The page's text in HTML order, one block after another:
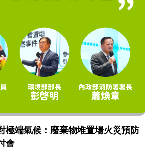
極端氣候：廢棄物堆置場火災預防
會